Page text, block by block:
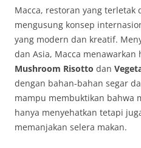
Macca, restoran yang terletak
mengusung konsep
yang modern dan kreatif.
dan Asia, Macca menawarkan
Mushroom Risotto dan
dengan bahan-bahan segar
mampu membuktikan bahwa
hanya menyehatkan tetapi
memanjakan selera makan.